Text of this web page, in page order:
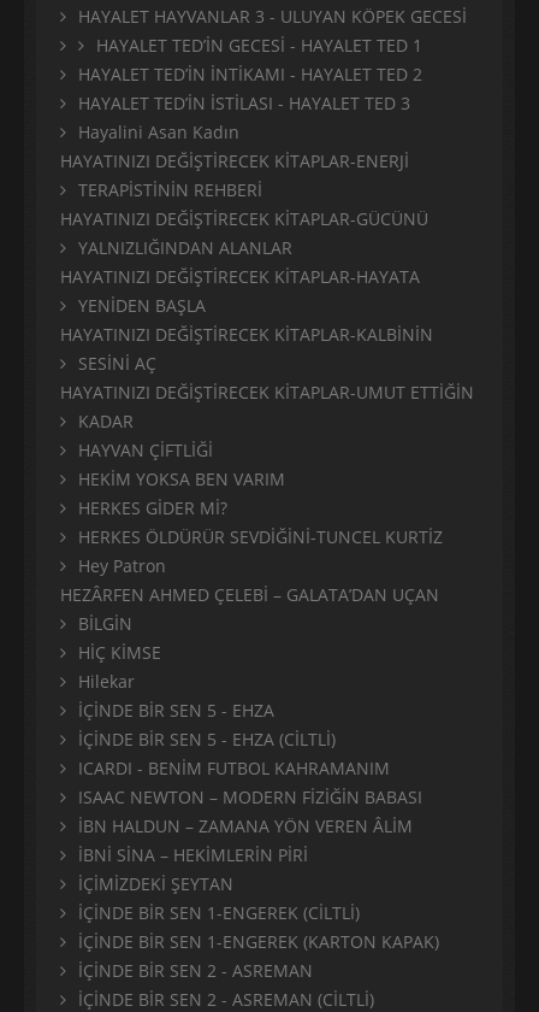
HAYALET HAYVANLAR 3 - ULUYAN KÖPEK GECESİ
HAYALET TED’İN GECESİ - HAYALET TED 1
HAYALET TED’İN İNTİKAMI - HAYALET TED 2
HAYALET TED’İN İSTİLASI - HAYALET TED 3
Hayalini Asan Kadın
HAYATINIZI DEĞİŞTİRECEK KİTAPLAR-ENERJİ
TERAPİSTİNİN REHBERİ
HAYATINIZI DEĞİŞTİRECEK KİTAPLAR-GÜCÜNÜ
YALNIZLIĞINDAN ALANLAR
HAYATINIZI DEĞİŞTİRECEK KİTAPLAR-HAYATA
YENİDEN BAŞLA
HAYATINIZI DEĞİŞTİRECEK KİTAPLAR-KALBİNİN
SESİNİ AÇ
HAYATINIZI DEĞİŞTİRECEK KİTAPLAR-UMUT ETTİĞİN
KADAR
HAYVAN ÇİFTLİĞİ
HEKİM YOKSA BEN VARIM
HERKES GİDER Mİ?
HERKES ÖLDÜRÜR SEVDİĞİNİ-TUNCEL KURTİZ
Hey Patron
HEZÂRFEN AHMED ÇELEBİ – GALATA’DAN UÇAN
BİLGİN
HİÇ KİMSE
Hilekar
İÇİNDE BİR SEN 5 - EHZA
İÇİNDE BİR SEN 5 - EHZA (CİLTLİ)
ICARDI - BENİM FUTBOL KAHRAMANIM
ISAAC NEWTON – MODERN FİZİĞİN BABASI
İBN HALDUN – ZAMANA YÖN VEREN ÂLİM
İBNİ SİNA – HEKİMLERİN PİRİ
İÇİMİZDEKİ ŞEYTAN
İÇİNDE BİR SEN 1-ENGEREK (CİLTLİ)
İÇİNDE BİR SEN 1-ENGEREK (KARTON KAPAK)
İÇİNDE BİR SEN 2 - ASREMAN
İÇİNDE BİR SEN 2 - ASREMAN (CİLTLİ)